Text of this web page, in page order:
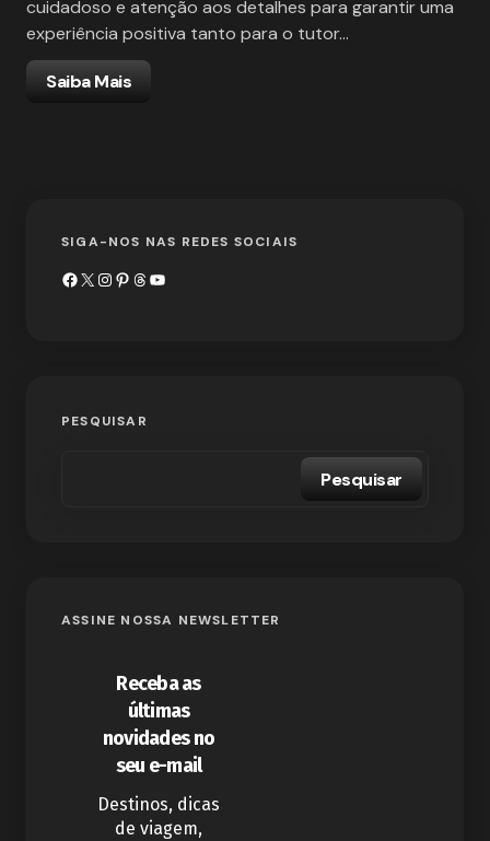
cuidadoso e atenção aos detalhes para garantir uma
experiência positiva tanto para o tutor…
Saiba Mais
SIGA-NOS NAS REDES SOCIAIS
PESQUISAR
Pesquisar
ASSINE NOSSA NEWSLETTER
Receba as
últimas
novidades no
seu e-mail
Destinos, dicas
de viagem,